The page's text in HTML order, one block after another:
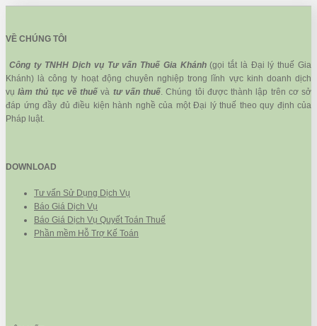
VỀ CHÚNG TÔI
Công ty TNHH Dịch vụ Tư vấn Thuế Gia Khánh(gọi tắt là Đại lý thuế Gia
Khánh) là công ty hoạt động chuyên nghiệp trong lĩnh vực kinh doanh dịch
vụlàm thủ tục về thuế và tư vấn thuế. Chúng tôi được thành lập trên cơ sở
đáp ứng đầy đủ điều kiện hành nghề của một Đại lý thuế theo quy định của
Pháp luật.
DOWNLOAD
Tư vấn Sử Dụng Dịch Vụ
Báo Giá Dịch Vụ
Báo Giá Dịch Vụ Quyết Toán Thuế
Phần mềm Hỗ Trợ Kế Toán